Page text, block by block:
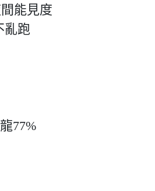
能見度
亂跑
77%